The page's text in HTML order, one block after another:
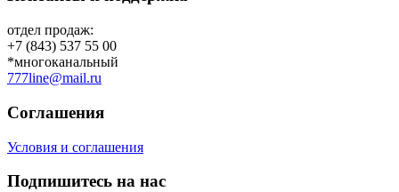
отдел продаж:
+7 (843) 537 55 00
*многоканальный
777line@mail.ru
Соглашения
Условия и соглашения
Подпишитесь на нас